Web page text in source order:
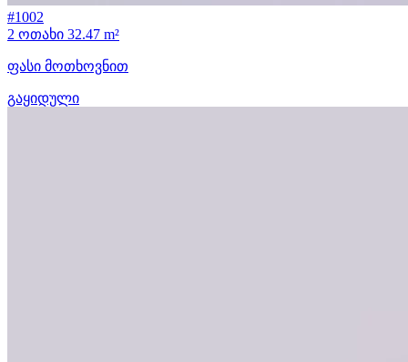
#1002
2 ოთახი 32.47 m²
ფასი მოთხოვნით
გაყიდული